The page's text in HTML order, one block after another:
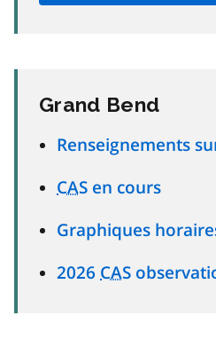
Grand Bend
Renseignements
CAS en cours
Graphiques
2026 CAS